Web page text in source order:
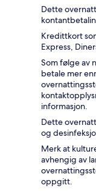
Dette
Kredittkort
Express,
Som følge av
betale mer
informasjon.
Dette
og
Merk at
avhengig av
oppgitt.